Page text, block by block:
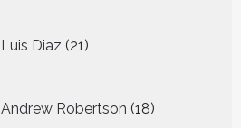
Luis Diaz 21
producten
Andrew Robertson 18
producten